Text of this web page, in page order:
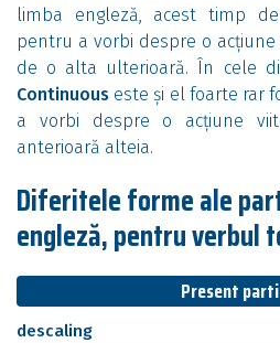
limba engleză, acest timp
pentru a vorbi despre o
de o alta ulterioară. În cele
Continuous este și el foarte rar
a vorbi despre o acțiune
anterioară alteia.
Diferitele forme ale
engleză, pentru verbul
Present
descaling